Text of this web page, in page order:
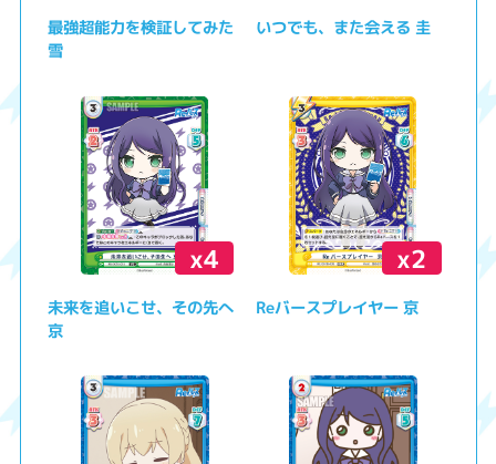
最強超能力を検証してみた
雪
いつでも、また会える 圭
x4
未来を追いこせ、その先へ
京
x2
Reバースプレイヤー 京